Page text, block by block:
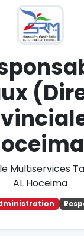
Multiservices
AL Hoceima